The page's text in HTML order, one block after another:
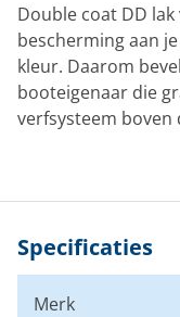
Double coat DD
bescherming aan
kleur. Daarom
booteigenaar die
verfsysteem boven
Specificaties
Merk